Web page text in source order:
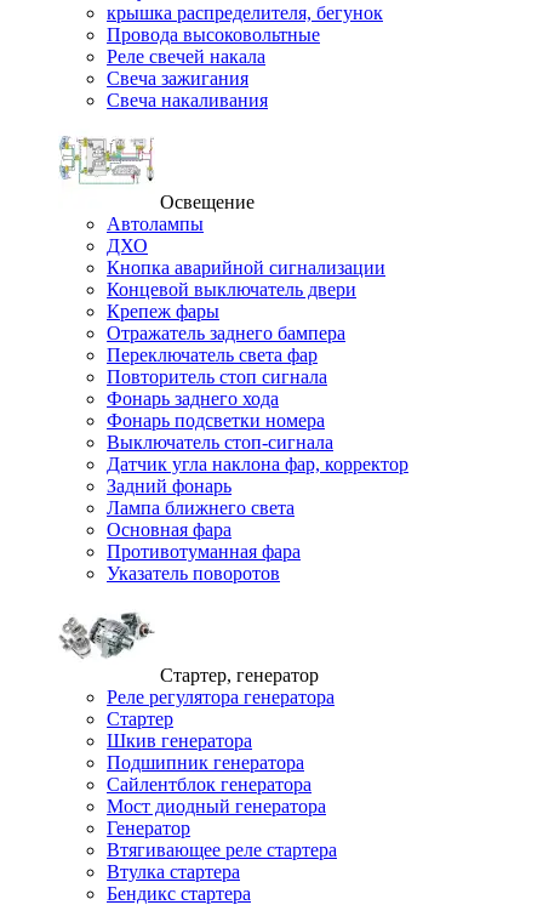
крышка распределителя, бегунок
Провода высоковольтные
Реле свечей накала
Свеча зажигания
Свеча накаливания
Освещение
Автолампы
ДХО
Кнопка аварийной сигнализации
Концевой выключатель двери
Крепеж фары
Отражатель заднего бампера
Переключатель света фар
Повторитель стоп сигнала
Фонарь заднего хода
Фонарь подсветки номера
Выключатель стоп-сигнала
Датчик угла наклона фар, корректор
Задний фонарь
Лампа ближнего света
Основная фара
Противотуманная фара
Указатель поворотов
Стартер, генератор
Реле регулятора генератора
Стартер
Шкив генератора
Подшипник генератора
Сайлентблок генератора
Мост диодный генератора
Генератор
Втягивающее реле стартера
Втулка стартера
Бендикс стартера